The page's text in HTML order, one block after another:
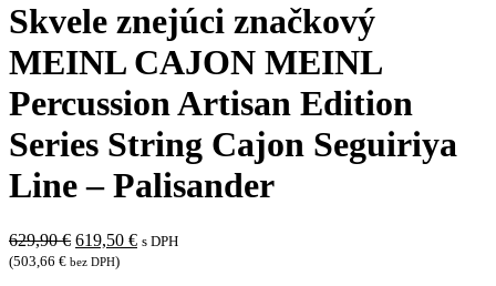
Skvele znejúci značkový
MEINL CAJON MEINL
Percussion Artisan Edition
Series String Cajon Seguiriya
Line – Palisander
629,90€ Pôvodná
cena
619,50 €Aktuálna
s DPH
(503,66 € bez DPH)